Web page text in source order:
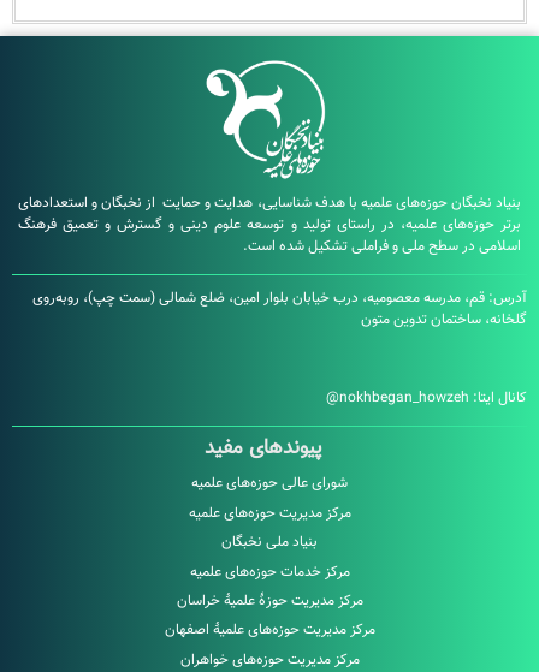
حوزه‌های علمیه با هدف شناسایی، هدایت و حمایت از نخبگان و استعدادهای
علمیه، در راستای تولید و توسعه علوم دینی و گسترش و تعمیق فرهنگ
در سطح ملی و فراملی تشکیل شده است.
مدرسه معصومیه، درب خیابان بلوار امین، ضلع شمالی (سمت چپ)، روبه‌روی
تدوین متون
nokhbegan_howzeh@
پیوندهای مفید
شورای عالی حوزه‌های علمیه
مرکز مدیریت حوزه‌های علمیه
بنیاد ملی نخبگان
مرکز خدمات حوزه‌های علمیه
مرکز مدیریت حوزۀ علمیۀ خراسان
مرکز مدیریت حوزه‌های علمیۀ اصفهان
مرکز مدیریت حوزه‌های خواهران